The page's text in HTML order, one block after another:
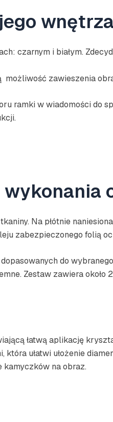
czarnym i białym.
zawieszenia
ramki w wiadomości do
Na płótnie
zabezpieczonego folią
do
Zestaw zawiera
łatwą aplikację
ułatwi ułożenie
na obraz.